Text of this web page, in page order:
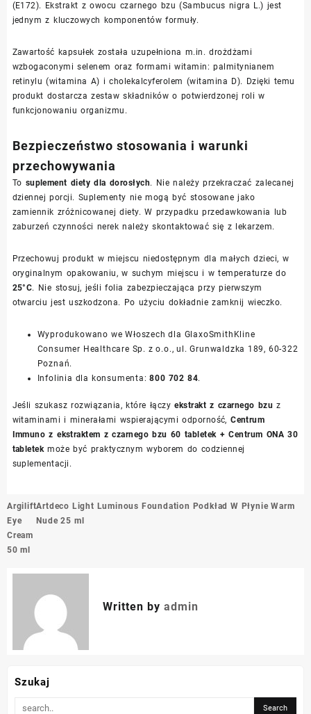
(E172). Ekstrakt z owocu czarnego bzu (Sambucus nigra L.) jest
jednym z kluczowych komponentów formuły.
Zawartość kapsułek została uzupełniona m.in. drożdżami
wzbogaconymi selenem oraz formami witamin: palmitynianem
retinylu (witamina A) i cholekalcyferolem (witamina D). Dzięki temu
produkt dostarcza zestaw składników o potwierdzonej roli w
funkcjonowaniu organizmu.
Bezpieczeństwo stosowania i warunki
przechowywania
To suplement diety dla dorosłych. Nie należy przekraczać zalecanej
dziennej porcji. Suplementy nie mogą być stosowane jako
zamiennik zróżnicowanej diety. W przypadku przedawkowania lub
zaburzeń czynności nerek należy skontaktować się z lekarzem.
Przechowuj produkt w miejscu niedostępnym dla małych dzieci, w
oryginalnym opakowaniu, w suchym miejscu i w temperaturze do
25°C. Nie stosuj, jeśli folia zabezpieczająca przy pierwszym
otwarciu jest uszkodzona. Po użyciu dokładnie zamknij wieczko.
Wyprodukowano we Włoszech dla GlaxoSmithKline
Consumer Healthcare Sp. z o.o., ul. Grunwaldzka 189, 60-322
Poznań.
Infolinia dla konsumenta:800 702 84.
Jeśli szukasz rozwiązania, które łączyekstrakt z czarnego bzu z
witaminami i minerałami wspierającymi odporność,Centrum
Immuno z ekstraktem z czarnego bzu 60 tabletek + Centrum ONA 30
tabletekmoże być praktycznym wyborem do codziennej
suplementacji.
Nawigacja
wpisu
Argilift
Eye
Cream
50 ml
Artdeco Light Luminous Foundation Podkład W Płynie Warm
Nude 25 ml
Written by admin
Szukaj